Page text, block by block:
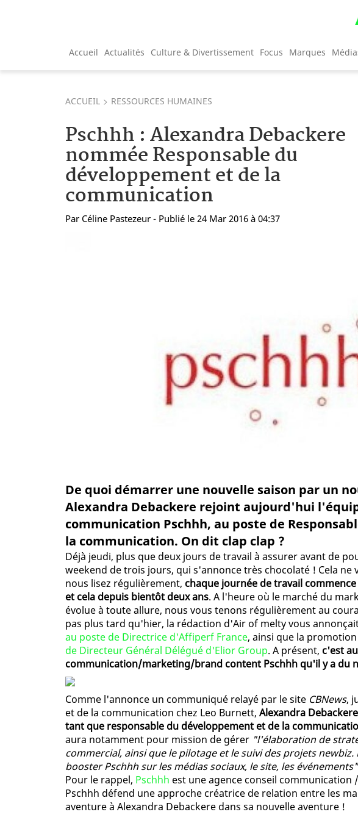
Accueil Actualités Culture & Divertissement Focus Marques
ACCUEIL RESSOURCES HUMAINES
Pschhh : Alexandra Debackere
nommée Responsable du
développement et de la
communication
Par Céline Pastezeur - Publié le 24 Mar 2016 à 04:37
De quoi démarrer une nouvelle saison par un
Alexandra Debackere rejoint aujourd'hui
communication Pschhh, au poste de
la communication. On dit clap clap ?
Déjà jeudi, plus que deux jours de travail à assurer avant de
weekend de trois jours, qui s'annonce très chocolaté ! Cela ne
nous lisez régulièrement, chaque journée de travail
et cela depuis bientôt deux ans. A l'heure où le marché du
évolue à toute allure, nous vous tenons régulièrement au
pas plus tard qu'hier, la rédaction d'Air of melty vous
au poste de Directrice d'Affiperf France, ainsi que la
de Directeur Général Délégué d'Elior Group. A présent, c'est
communication/marketing/brand content Pschhh qu'il y a du
Comme l'annonce un communiqué relayé par le site CBNews,
et de la communication chez Leo Burnett, Alexandra
tant que responsable du développement et de la
aura notamment pour mission de gérer "l'élaboration de
commercial, ainsi que le pilotage et le suivi des projets
booster Pschhh sur les médias sociaux, le site, les événements"
Pour le rappel, Pschhh est une agence conseil
Pschhh défend une approche créatrice de relation entre les
aventure à Alexandra Debackere dans sa nouvelle aventure !